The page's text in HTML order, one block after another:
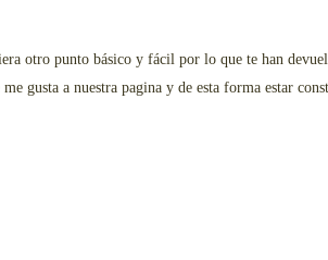
otro punto básico y fácil por lo que te han
me gusta a nuestra pagina y de esta forma estar